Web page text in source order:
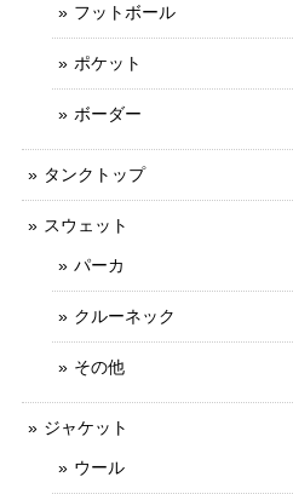
フットボール
ポケット
ボーダー
タンクトップ
スウェット
パーカ
クルーネック
その他
ジャケット
ウール